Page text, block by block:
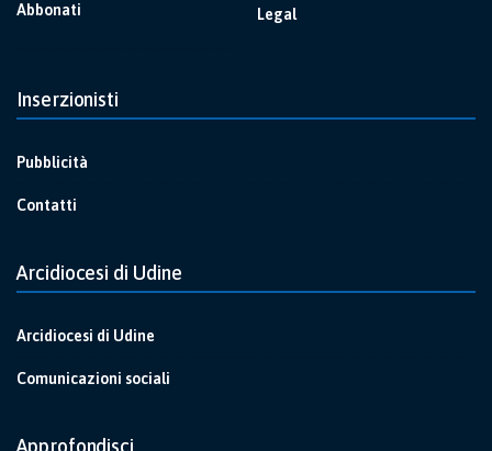
Abbonati Legal
Inserzionisti
Pubblicità
Contatti
Arcidiocesi di Udine
Arcidiocesi di Udine
Comunicazioni sociali
Approfondisci